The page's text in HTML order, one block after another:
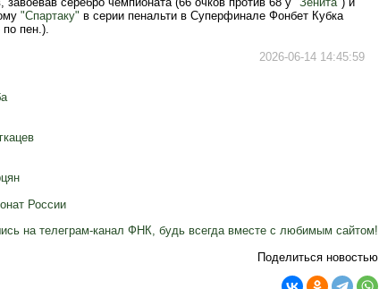
"Спартаку" в серии пенальти в Суперфинале Фонбет Кубка
пен.).
2026-06-14 14:45:59
России
на телеграм-канал ФНК, будь всегда вместе с любимым сайтом!
Поделиться новостью